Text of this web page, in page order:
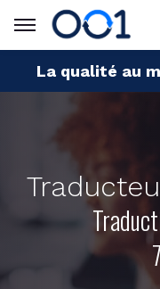
La qualité au